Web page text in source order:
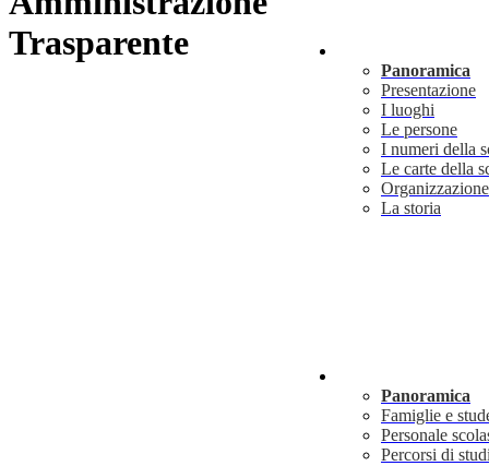
Panoramica
Presentazione
I luoghi
Le persone
I numeri della
Le carte della
Organizzazione
La storia
Panoramica
Famiglie e
Personale
Percorsi di
Trasparente